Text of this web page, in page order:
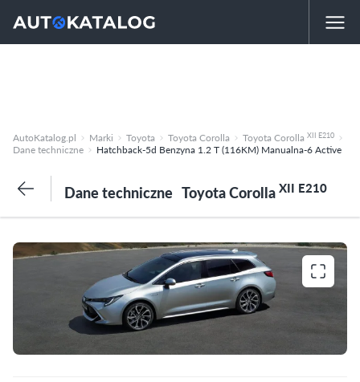
AutoKatalog.pl Marki Toyota Toyota Corolla Toyota Corolla XII E210
Dane techniczne Hatchback-5d Benzyna 1.2 T (116KM) Manualna-6 Active
Dane techniczne Toyota CorollaXII E210